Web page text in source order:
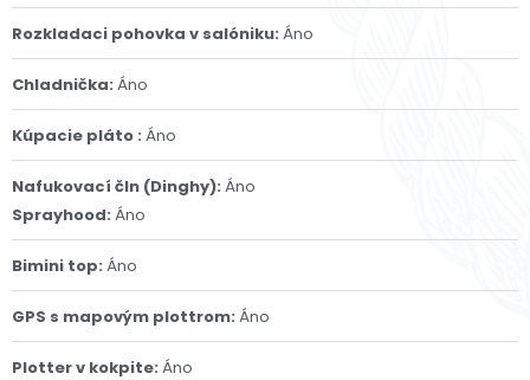
Rozkladaci pohovka v salóniku: Áno
Chladnička: Áno
Kúpacie pláto : Áno
Nafukovací čln (Dinghy): Áno
Sprayhood: Áno
Bimini top: Áno
GPS s mapovým plottrom: Áno
Plotter v kokpite: Áno